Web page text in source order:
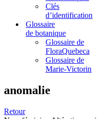
Clés
d’identification
Glossaire
de botanique
Glossaire de
FloraQuebeca
Glossaire de
Marie-Victorin
anomalie
Retour